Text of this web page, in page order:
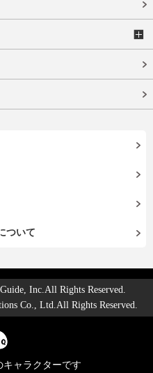
ついて
Inc.All Rights Reserved.
Co., Ltd.All Rights Reserved.
キャラクターです